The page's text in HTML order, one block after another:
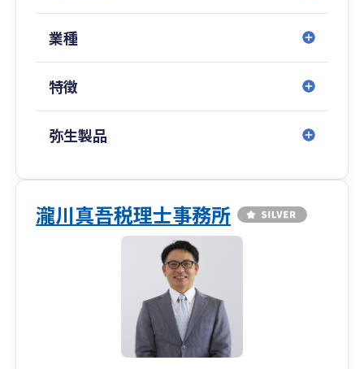
業種
特徴
弥生製品
瀧川真吾税理士事務所